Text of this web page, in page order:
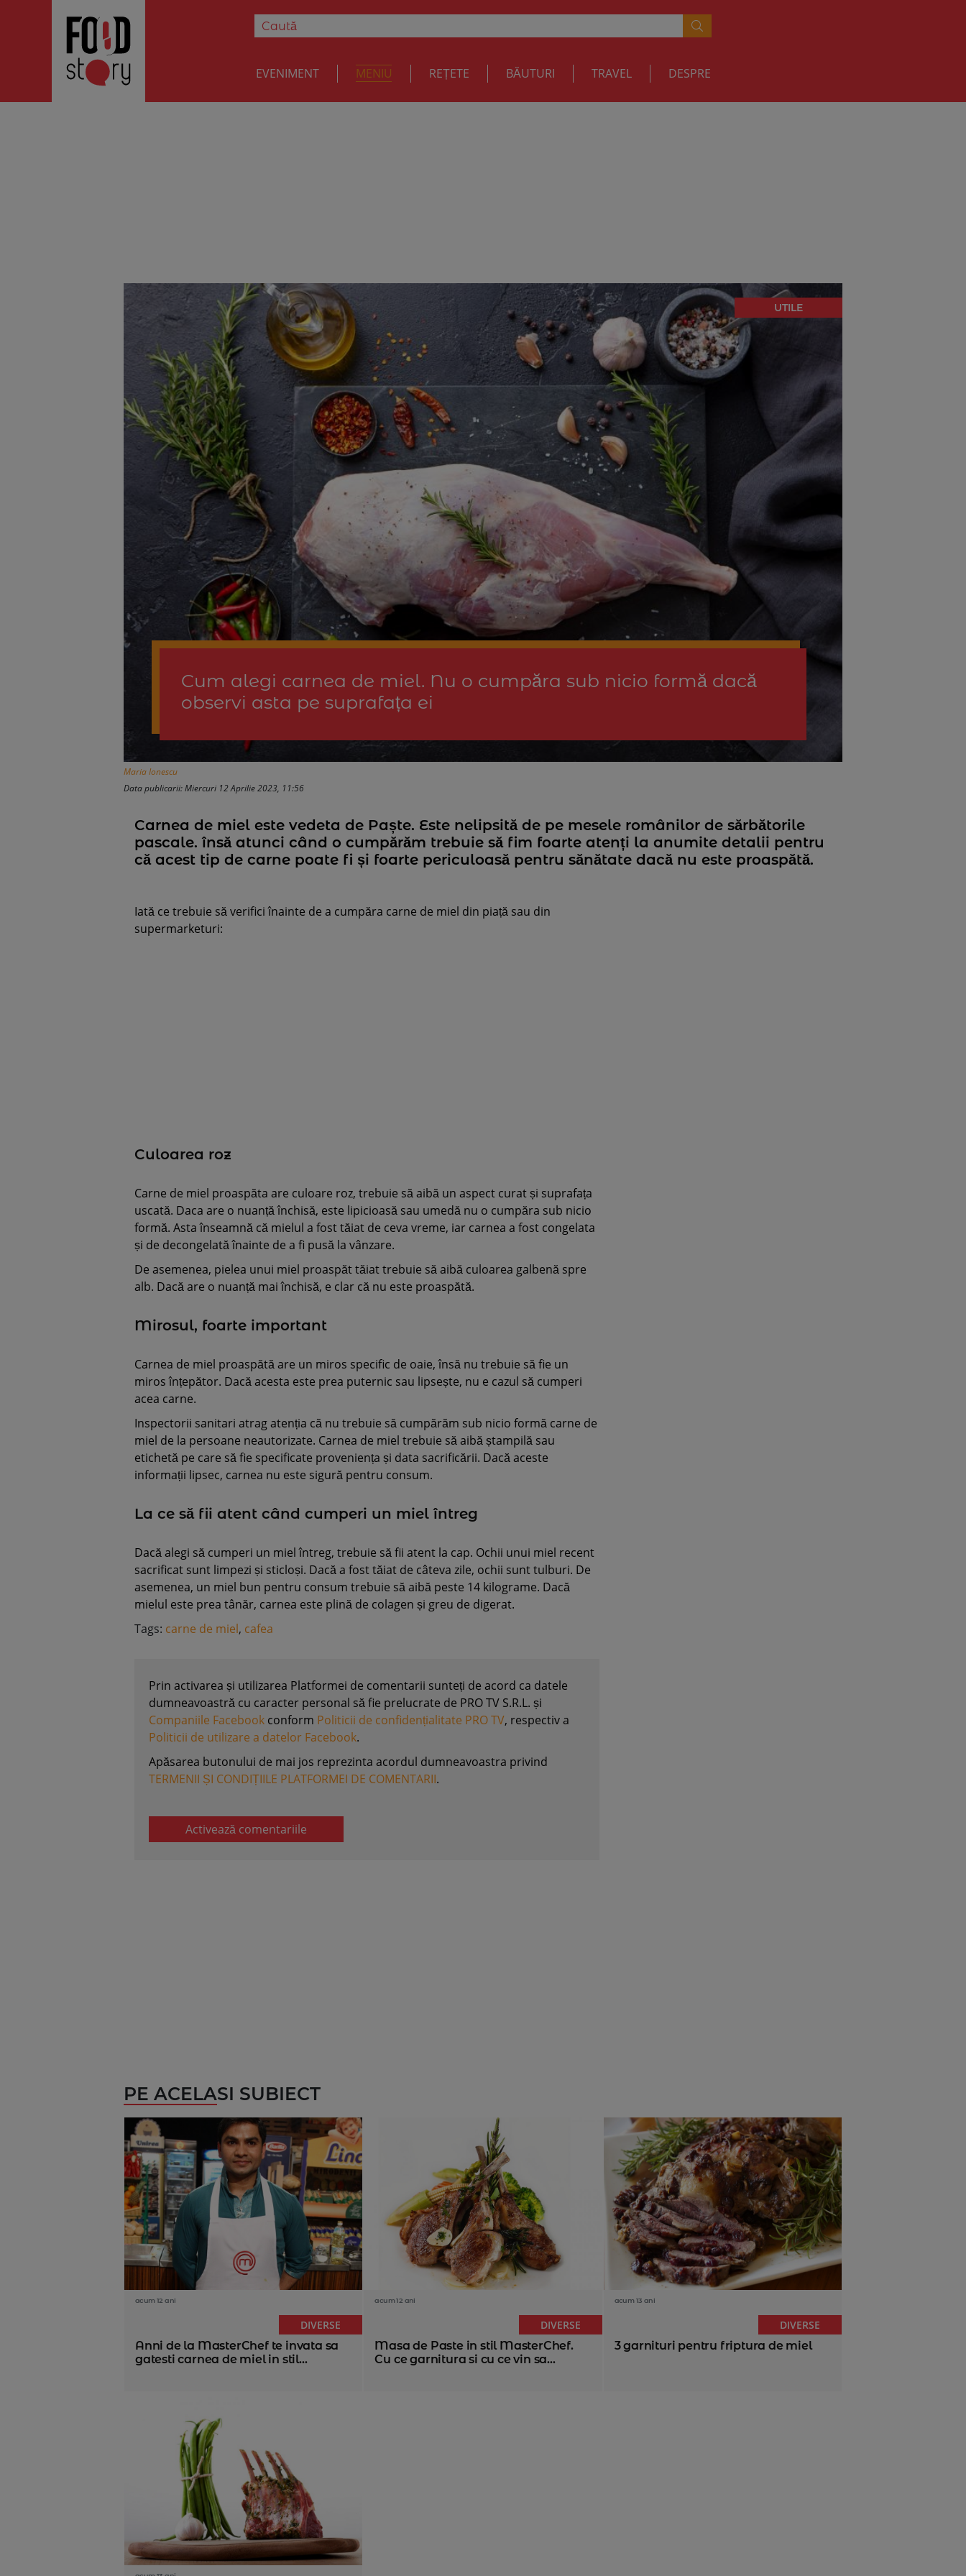
EVENIMENT MENIU REȚETE BĂUTURI TRAVEL DESPRE
UTILE
Cum alegi carnea de miel. Nu o cumpăra sub nicio formă dacă
observi asta pe suprafața ei
Maria Ionescu
Data publicarii: Miercuri 12 Aprilie 2023, 11:56
Carnea de miel este vedeta de Paște. Este nelipsită de pe mesele românilor de sărbătorile
pascale. însă atunci când o cumpărăm trebuie să fim foarte atenți la anumite detalii pentru
că acest tip de carne poate fi și foarte periculoasă pentru sănătate dacă nu este proaspătă.
Iată ce trebuie să verifici înainte de a cumpăra carne de miel din piață sau din
supermarketuri:
Culoarea roz
Carne de miel proaspăta are culoare roz, trebuie să aibă un aspect curat și suprafața
uscată. Daca are o nuanță închisă, este lipicioasă sau umedă nu o cumpăra sub nicio
formă. Asta înseamnă că mielul a fost tăiat de ceva vreme, iar carnea a fost congelata
și de decongelată înainte de a fi pusă la vânzare.
De asemenea, pielea unui miel proaspăt tăiat trebuie să aibă culoarea galbenă spre
alb. Dacă are o nuanță mai închisă, e clar că nu este proaspătă.
Mirosul, foarte important
Carnea de miel proaspătă are un miros specific de oaie, însă nu trebuie să fie un
miros înțepător. Dacă acesta este prea puternic sau lipsește, nu e cazul să cumperi
acea carne.
Inspectorii sanitari atrag atenția că nu trebuie să cumpărăm sub nicio formă carne de
miel de la persoane neautorizate. Carnea de miel trebuie să aibă ștampilă sau
etichetă pe care să fie specificate proveniența și data sacrificării. Dacă aceste
informații lipsec, carnea nu este sigură pentru consum.
La ce să fii atent când cumperi un miel întreg
Dacă alegi să cumperi un miel întreg, trebuie să fii atent la cap. Ochii unui miel recent
sacrificat sunt limpezi și sticloși. Dacă a fost tăiat de câteva zile, ochii sunt tulburi. De
asemenea, un miel bun pentru consum trebuie să aibă peste 14 kilograme. Dacă
mielul este prea tânăr, carnea este plină de colagen și greu de digerat.
Tags: carne de miel, cafea
Prin activarea și utilizarea Platformei de comentarii sunteți de acord ca datele
dumneavoastră cu caracter personal să fie prelucrate de PRO TV S.R.L. și
Companiile Facebook conform Politicii de confidențialitate PRO TV, respectiv a
Politicii de utilizare a datelor Facebook.
Apăsarea butonului de mai jos reprezinta acordul dumneavoastra privind
TERMENII ȘI CONDIȚIILE PLATFORMEI DE COMENTARII.
Activează comentariile
PE ACELASI SUBIECT
acum 12 ani
DIVERSE
Anni de la MasterChef te invata sa
gatesti carnea de miel in stil...
acum 12 ani
DIVERSE
Masa de Paste in stil MasterChef.
Cu ce garnitura si cu ce vin sa...
acum 13 ani
DIVERSE
3 garnituri pentru friptura de miel